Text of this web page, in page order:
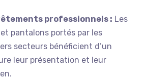
professionnels : Les
pantalons portés par les
secteurs bénéficient d’un
leur présentation et leur